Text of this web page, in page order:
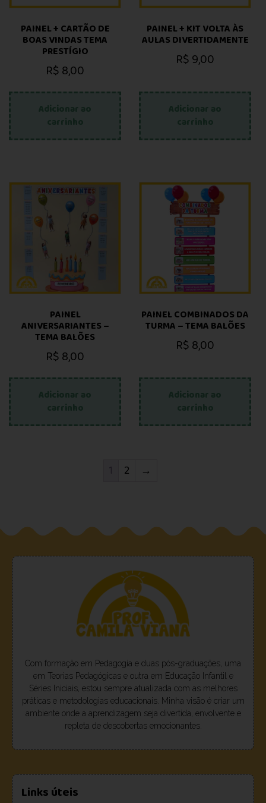
PAINEL + CARTÃO DE
BOAS VINDAS TEMA
PRESTÍGIO
R$8,00
Adicionar ao
carrinho
PAINEL + KIT VOLTA ÀS
AULAS DIVERTIDAMENTE
R$9,00
Adicionar ao
carrinho
PAINEL
ANIVERSARIANTES –
TEMA BALÕES
R$8,00
Adicionar ao
carrinho
PAINEL COMBINADOS DA
TURMA – TEMA BALÕES
R$8,00
Adicionar ao
carrinho
1 2 →
Com formação em Pedagogia e duas pós-graduações, uma
em Teorias Pedagógicas e outra em Educação Infantil e
Séries Iniciais, estou sempre atualizada com as melhores
práticas e metodologias educacionais. Minha visão é criar um
ambiente onde a aprendizagem seja divertida, envolvente e
repleta de descobertas emocionantes.
Links úteis